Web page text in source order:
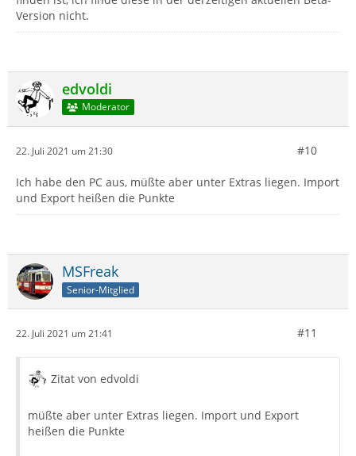
Version nicht.
edvoldi
Moderator
22. Juli 2021 um 21:30 #10
Ich habe den PC aus, müßte aber unter Extras liegen. Import
und Export heißen die Punkte
MSFreak
Senior-Mitglied
22. Juli 2021 um 21:41 #11
Zitat von edvoldi
müßte aber unter Extras liegen. Import und Export
heißen die Punkte